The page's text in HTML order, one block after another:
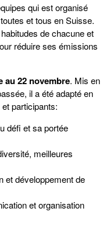
qui est organisé
et tous en Suisse.
de chacune et
réduire ses émissions
au 22 novembre. Mis en
il a été adapté en
participants:
défi et sa portée
meilleures
et développement de
et organisation